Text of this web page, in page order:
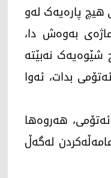
هیچ پارەیەک لەو
بەوەش دا،
شێوەیەک نەبێتە
بدات، ئەوا
هەروەها
لەگەڵ